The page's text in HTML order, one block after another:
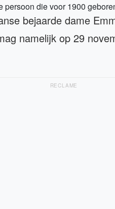
persoon die voor 1900
bejaarde dame
namelijk op 29
RECLAME